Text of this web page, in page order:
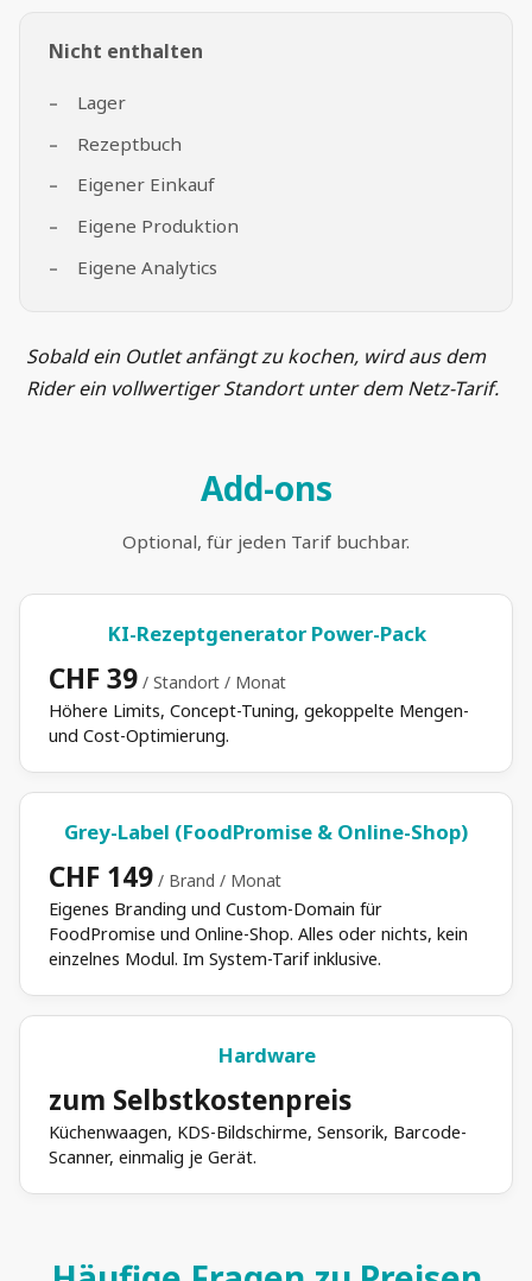
Nicht enthalten
Lager
Rezeptbuch
Eigener Einkauf
Eigene Produktion
Eigene Analytics
Sobald ein Outlet anfängt zu kochen, wird aus dem
Rider ein vollwertiger Standort unter dem Netz-Tarif.
Add-ons
Optional, für jeden Tarif buchbar.
KI-Rezeptgenerator Power-Pack
CHF 39 / Standort / Monat
Höhere Limits, Concept-Tuning, gekoppelte Mengen-
und Cost-Optimierung.
Grey-Label (FoodPromise & Online-Shop)
CHF 149 / Brand / Monat
Eigenes Branding und Custom-Domain für
FoodPromise und Online-Shop. Alles oder nichts, kein
einzelnes Modul. Im System-Tarif inklusive.
Hardware
zum Selbstkostenpreis
Küchenwaagen, KDS-Bildschirme, Sensorik, Barcode-
Scanner, einmalig je Gerät.